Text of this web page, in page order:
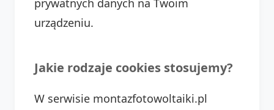
prywatnych danych na Twoim
urządzeniu.
Jakie rodzaje cookies stosujemy?
W serwisie montazfotowoltaiki.pl